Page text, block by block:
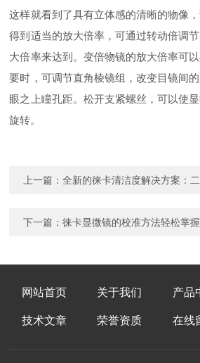
这样就看到了具有立体感的清晰的物像
得到适当的放大倍率，可通过转动倍调
大倍率来达到。变倍物镜的放大倍率可
要时，可调节直角棱镜组，改变目镜间
眼之上瞳孔距。松开支紧螺丝，可以使
旋转。
上一篇：全新的徕卡清洁度解决方案：
下一篇：徕卡显微镜的校准方法轻松掌握
网站首页 关于我们 产品
技术文章 荣誉资质 在线